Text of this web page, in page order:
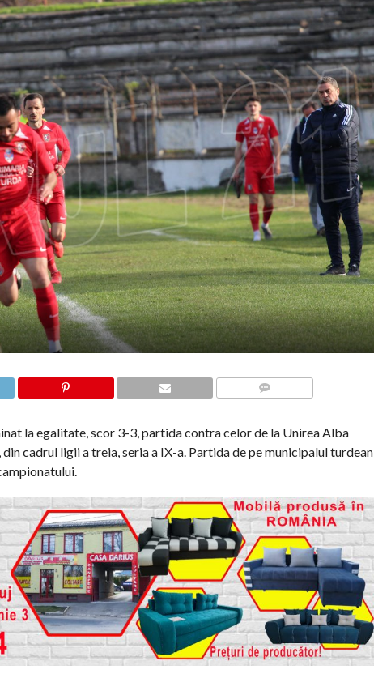
la egalitate, scor 3-3, partida contra celor de la Unirea Alba
cadrul ligii a treia, seria a IX-a. Partida de pe municipalul turdean